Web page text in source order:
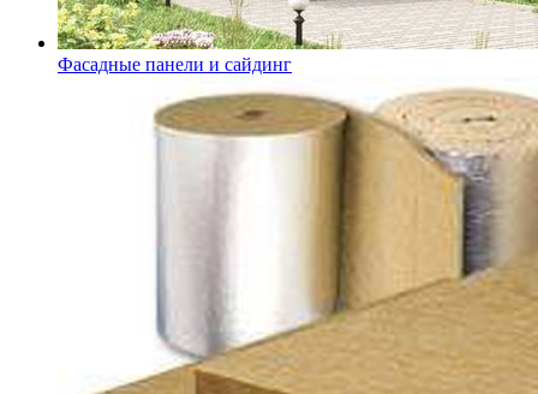
Фасадные панели и сайдинг